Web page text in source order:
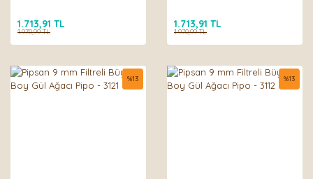
1.713,91 TL
1.970,99 TL
1.713,91 TL
1.970,99 TL
%13 %13